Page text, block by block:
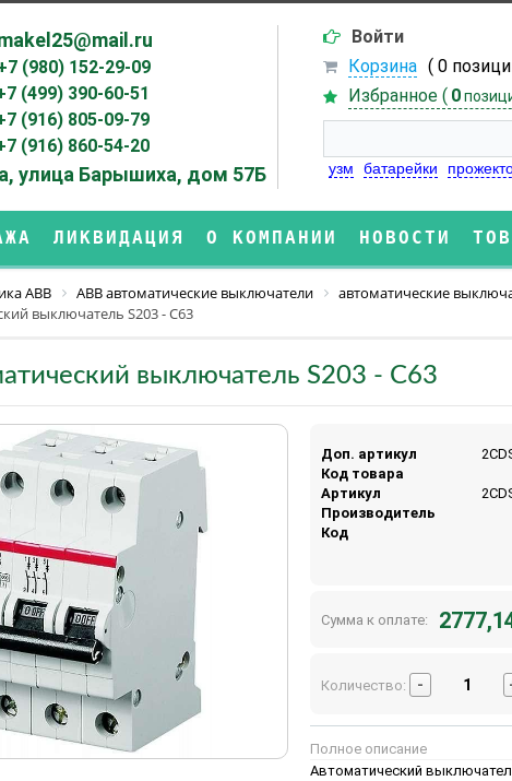
(980) 152-29-09
(499) 390-60-51
(916) 805-09-79
(916) 860-54-20
улица Барышиха, дом 57Б
Войти
Корзина ( 0
Избранное ( 0
узм батарейки
ЛИКВИДАЦИЯ О КОМПАНИИ НОВОСТИ
ABB ABB автоматические выключатели
автоматические
выключатель S203 - C63
выключатель S203 - C63
Доп. артикул
Код товара
Артикул
Производитель
Код
Сумма к оплате:
Количество: -
Полное описание
Автоматический